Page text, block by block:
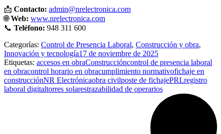
📩 Contacto: admin@nrelectronica.com
🌐Web: www.nrelectronica.com
📞 Teléfono: 948 311 600
Categorías: Control de Presencia Laboral, Construcción y obra,
Innovación y tecnología17 de noviembre de 2025
Etiquetas: accesos en obraConstruccióncontrol de presencia laboral
en obracontrol horario en obracumplimiento normativofichaje en
construcciónNR Electrónicaobra civilposte de fichajePRLregistro
laboral digitaltorres solarestrazabilidad de operarios